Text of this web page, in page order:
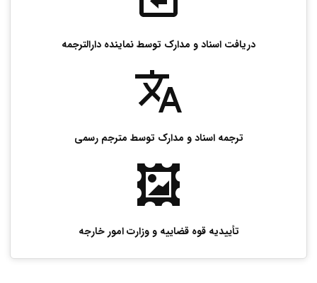
دریافت اسناد و مدارک توسط نماینده دارالترجمه
ترجمه اسناد و مدارک توسط مترجم رسمی
تأییدیه قوه قضاییه و وزارت امور خارجه